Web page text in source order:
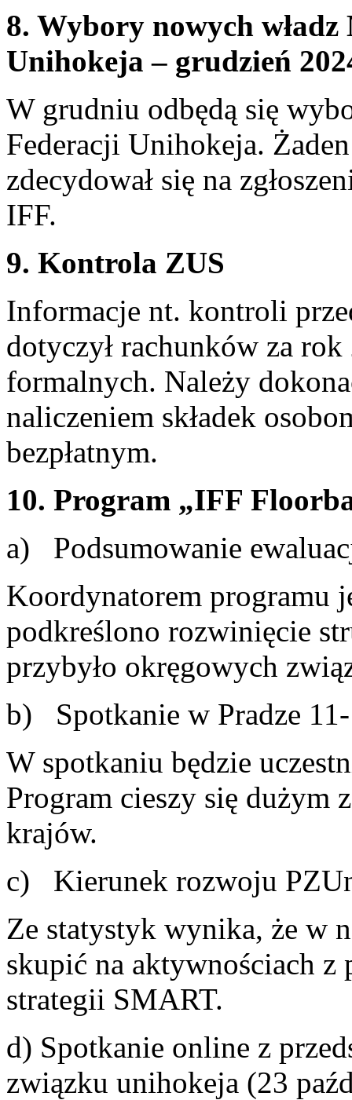
8. Wybory nowych
Unihokeja – grudzień
W grudniu odbędą się
Federacji Unihokeja.
zdecydował się na
IFF.
9. Kontrola ZUS
Informacje nt. kontroli
dotyczył rachunków za
formalnych. Należy
naliczeniem składek
bezpłatnym.
10. Program „IFF
a) Podsumowanie
Koordynatorem programu
podkreślono rozwinięcie
przybyło okręgowych
b) Spotkanie w Pradze
W spotkaniu będzie
Program cieszy się dużym
krajów.
c) Kierunek rozwoju
Ze statystyk wynika, że w
skupić na aktywnościach
strategii SMART.
d) Spotkanie online z
związku unihokeja (23